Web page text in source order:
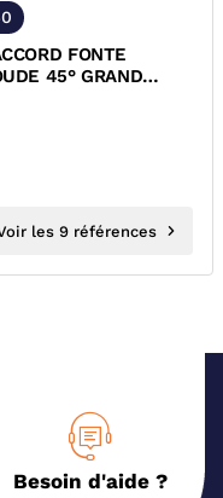
FONTE
45° GRAND
les 9 références
Besoin d'aide ?